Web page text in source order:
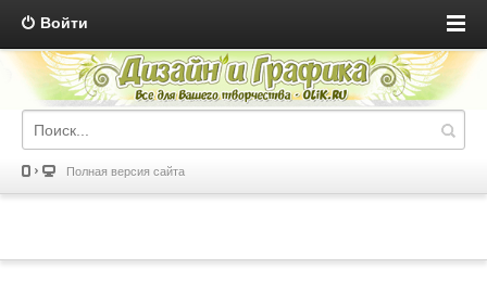
Войти
Полная версия сайта